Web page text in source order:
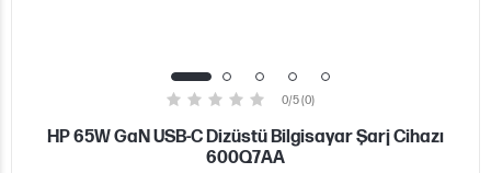
0/5 (0)
HP 65W GaN USB-C Dizüstü Bilgisayar Şarj Cihazı
600Q7AA